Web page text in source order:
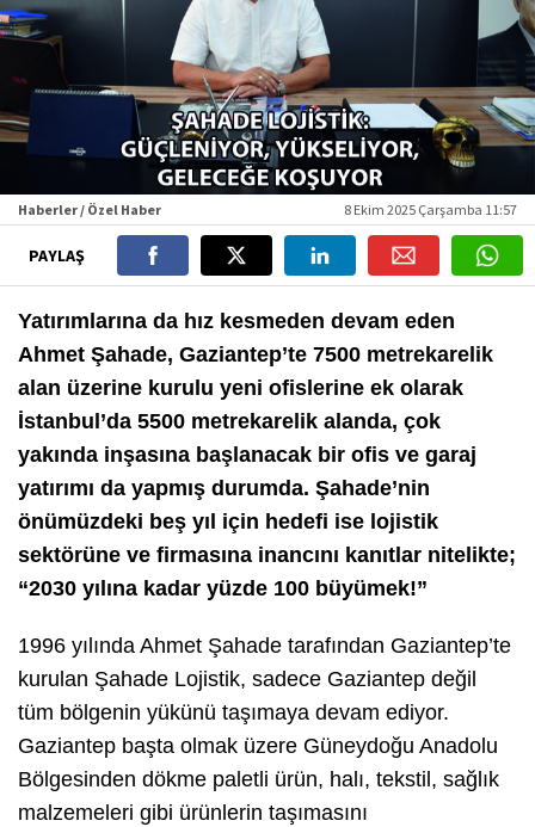
Haberler / Özel Haber 8 Ekim 2025 Çarşamba 11:57
PAYLAŞ
Yatırımlarına da hız kesmeden devam eden
Ahmet Şahade, Gaziantep’te 7500 metrekarelik
alan üzerine kurulu yeni ofislerine ek olarak
İstanbul’da 5500 metrekarelik alanda, çok
yakında inşasına başlanacak bir ofis ve garaj
yatırımı da yapmış durumda. Şahade’nin
önümüzdeki beş yıl için hedefi ise lojistik
sektörüne ve firmasına inancını kanıtlar nitelikte;
“2030 yılına kadar yüzde 100 büyümek!”
1996 yılında Ahmet Şahade tarafından Gaziantep’te
kurulan Şahade Lojistik, sadece Gaziantep değil
tüm bölgenin yükünü taşımaya devam ediyor.
Gaziantep başta olmak üzere Güneydoğu Anadolu
Bölgesinden dökme paletli ürün, halı, tekstil, sağlık
malzemeleri gibi ürünlerin taşımasını